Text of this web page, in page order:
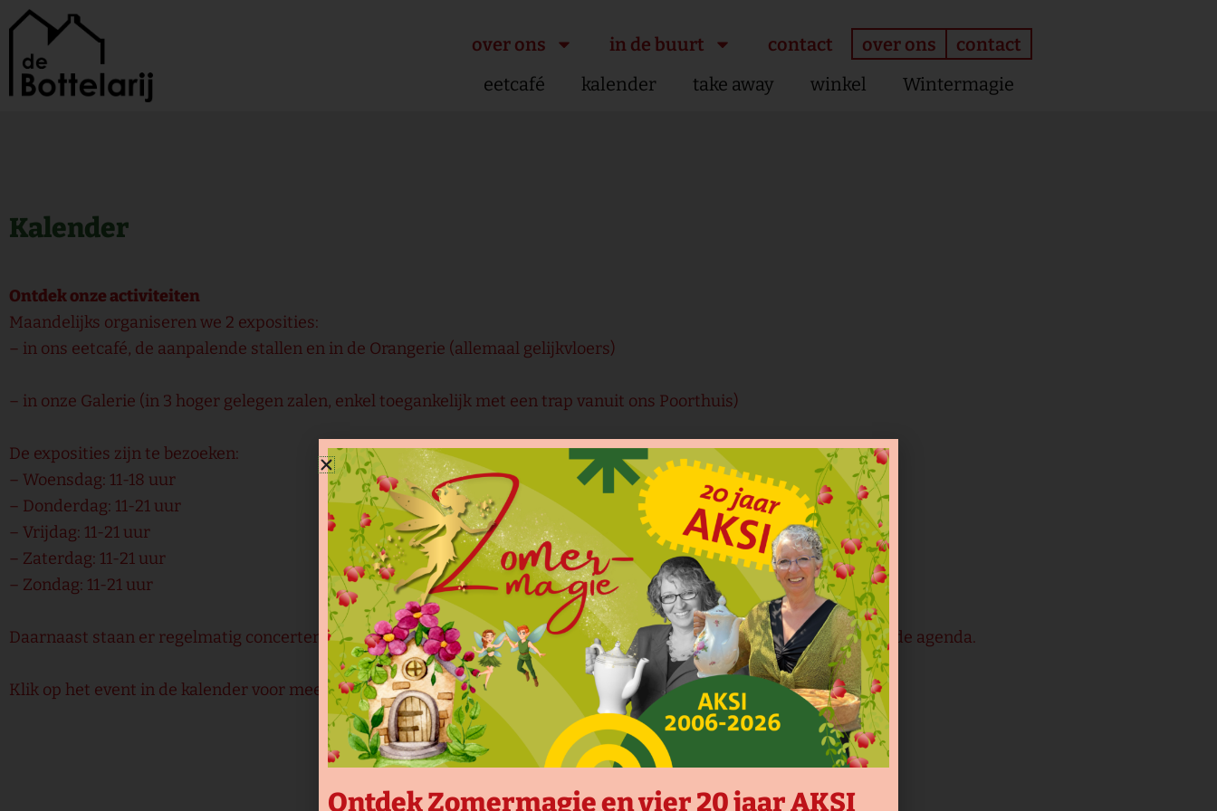
Ga
inhoud
over ons in de buurt contact over ons
contact
eetcafé
kalender take away winkel Wintermagie
Kalender
Ontdek onze activiteiten
Maandelijks organiseren we 2 exposities:
– in ons eetcafé, de aanpalende stallen en in de Orangerie (allemaal gelijkvloers)
– in onze Galerie (in 3 hoger gelegen zalen, enkel toegankelijk met een trap vanuit ons Poorthuis)
De exposities zijn te bezoeken:
– Woensdag: 11-18 uur
– Donderdag: 11-21 uur
– Vrijdag: 11-21 uur
– Zaterdag: 11-21 uur
– Zondag: 11-21 uur
Daarnaast staan er regelmatig concerten, theater- of filmvoorstellingen, lezingen of andere culturele activiteiten op de agenda.
Klik op het event in de kalender voor meer info.
Ontdek Zomermagie en vier 20 jaar AKSI